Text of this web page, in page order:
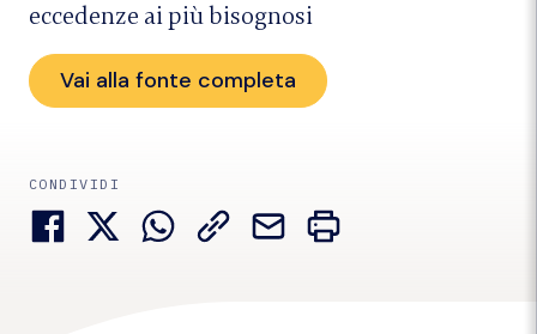
eccedenze ai più bisognosi
Vai alla fonte completa
CONDIVIDI